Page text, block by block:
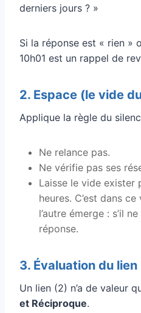
derniers jours ? »
Si la réponse est « rien »
10h01 est un rappel de
2. Espace (le vide
Applique la règle du
Ne relance pas.
Ne vérifie pas ses
Laisse le vide exister
heures. C’est dans
l’autre émerge : s’il
réponse.
3. Évaluation du lien
Un lien (2) n’a de valeur
et Réciproque.